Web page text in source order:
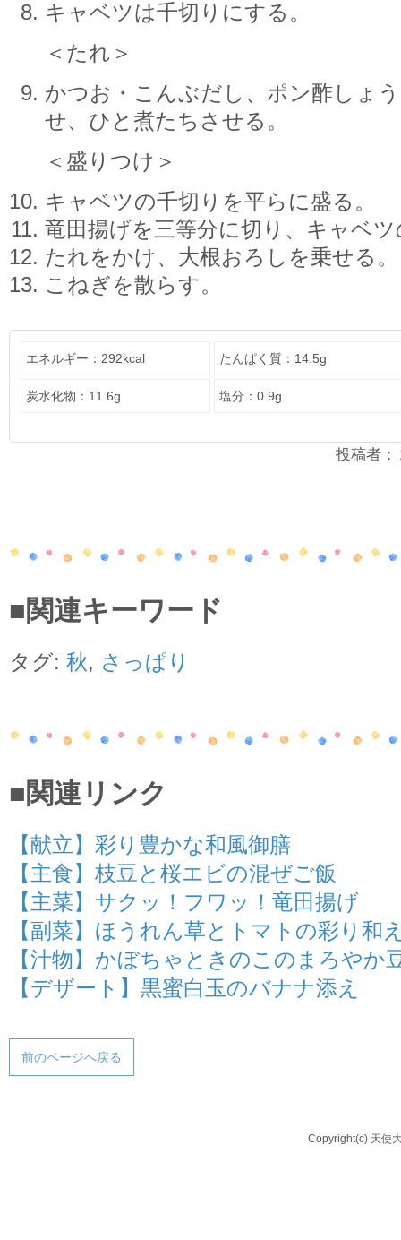
キャベツは千切りにする。
＜たれ＞
かつお・こんぶだし、ポン酢しょ
せ、ひと煮たちさせる。
＜盛りつけ＞
キャベツの千切りを平らに盛る。
竜田揚げを三等分に切り、キャベ
たれをかけ、大根おろしを乗せる。
こねぎを散らす。
エネルギー：292kcal たんぱく質：14.5g
炭水化物：11.6g 塩分：0.9g
投稿者
■関連キーワード
タグ: 秋, さっぱり
■関連リンク
【献立】彩り豊かな和風御膳
【主食】枝豆と桜エビの混ぜご飯
【主菜】サクッ！フワッ！竜田揚げ
【副菜】ほうれん草とトマトの彩り和
【汁物】かぼちゃときのこのまろやか
【デザート】黒蜜白玉のバナナ添え
前のページへ戻る
Copyright(c) 天使